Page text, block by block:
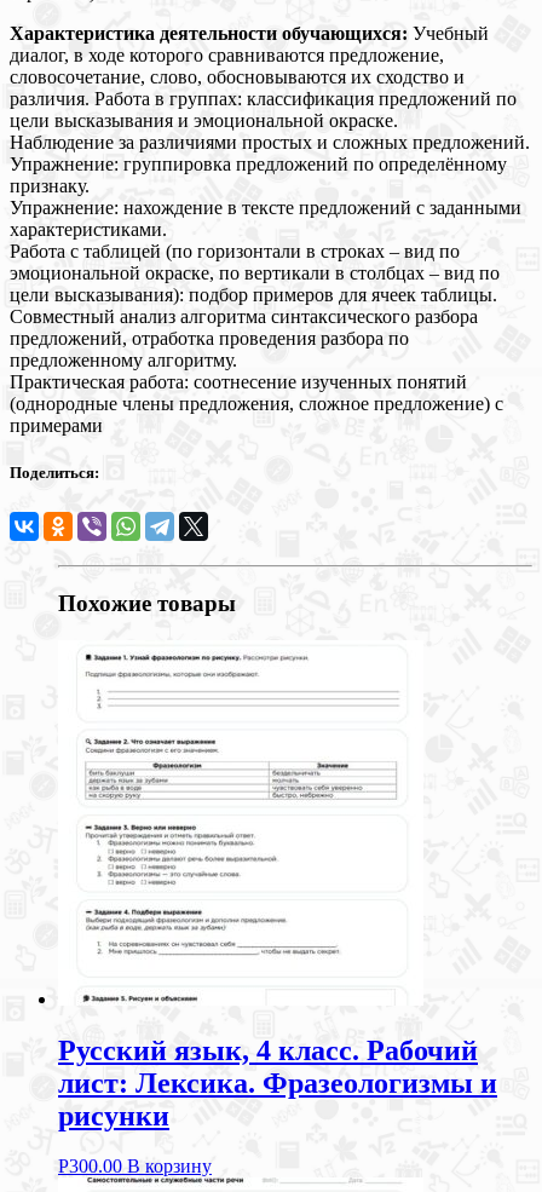
Характеристика деятельности обучающихся: Учебный
диалог, в ходе которого сравниваются предложение,
словосочетание, слово, обосновываются их сходство и
различия. Работа в группах: классификация предложений по
цели высказывания и эмоциональной окраске.
Наблюдение за различиями простых и сложных предложений.
Упражнение: группировка предложений по определённому
признаку.
Упражнение: нахождение в тексте предложений с заданными
характеристиками.
Работа с таблицей (по горизонтали в строках – вид по
эмоциональной окраске, по вертикали в столбцах – вид по
цели высказывания): подбор примеров для ячеек таблицы.
Совместный анализ алгоритма синтаксического разбора
предложений, отработка проведения разбора по
предложенному алгоритму.
Практическая работа: соотнесение изученных понятий
(однородные члены предложения, сложное предложение) с
примерами
Поделиться:
Похожие товары
Русский язык, 4 класс. Рабочий
лист: Лексика. Фразеологизмы и
рисунки
Р300.00 В корзину